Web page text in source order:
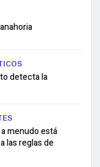
detecta la
menudo está
las reglas de